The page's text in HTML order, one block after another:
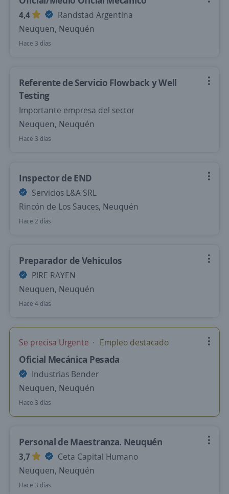
4,4
Randstad Argentina
Neuquen, Neuquén
Hace 3 días
Referente de Servicio Flowback y Well
Testing
Importante empresa del sector
Neuquen, Neuquén
Hace 3 días
Inspector de END
Servicios L&A SRL
Rincón de Los Sauces, Neuquén
Hace 2 días
Preparador de Vehiculos
PIRE RAYEN
Neuquen, Neuquén
Hace 4 días
Se precisa Urgente Empleo destacado
Oficial Mecánica Pesada
Industrias Bender
Neuquen, Neuquén
Hace 3 días
Personal de Maestranza. Neuquén
3,7
Ceta Capital Humano
Neuquen, Neuquén
Hace 3 días